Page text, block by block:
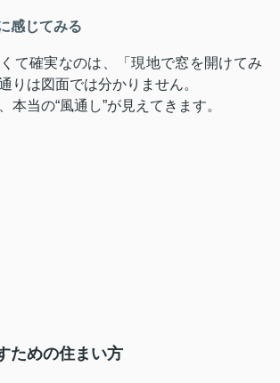
感じてみる
て確実なのは、「現地で窓を開けてみ
りは図面では分かりません。
本当の“風通し”が見えてきます。
ための住まい方